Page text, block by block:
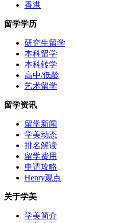
香港
留学学历
研究生留学
本科留学
本科转学
高中/低龄
艺术留学
留学资讯
留学新闻
学美动态
排名解读
留学费用
申请攻略
Henry观点
关于学美
学美简介